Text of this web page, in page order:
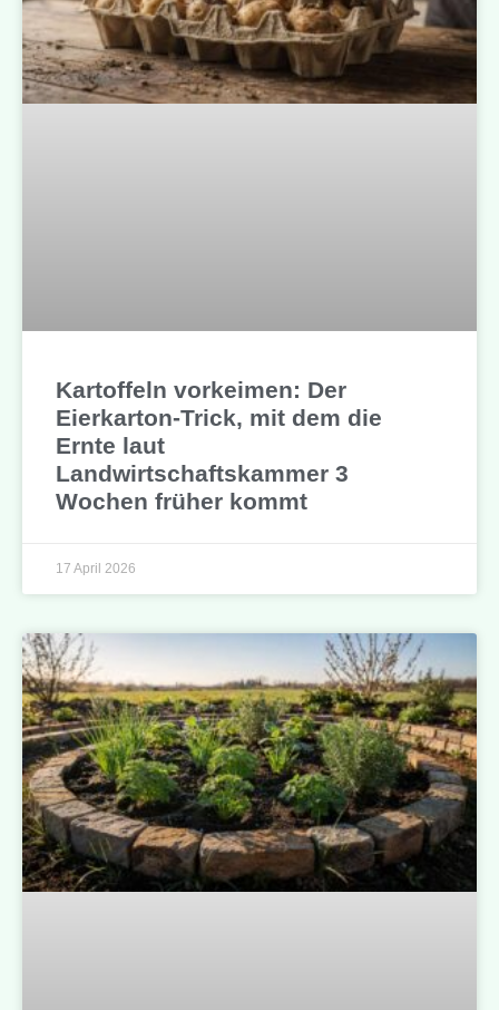
Kartoffeln vorkeimen: Der
Eierkarton-Trick, mit dem die
Ernte laut
Landwirtschaftskammer 3
Wochen früher kommt
17 April 2026